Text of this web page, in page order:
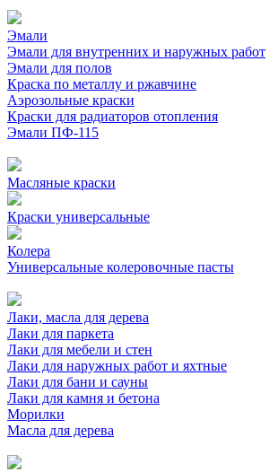
Эмали
Эмали для внутренних и наружных работ
Эмали для полов
Краска по металлу и ржавчине
Аэрозольные краски
Краски для радиаторов отопления
Эмали ПФ-115
Масляные краски
Краски универсальные
Колера
Универсальные колеровочные пасты
Лаки, масла для дерева
Лаки для паркета
Лаки для мебели и стен
Лаки для наружных работ и яхтные
Лаки для бани и сауны
Лаки для камня и бетона
Морилки
Масла для дерева